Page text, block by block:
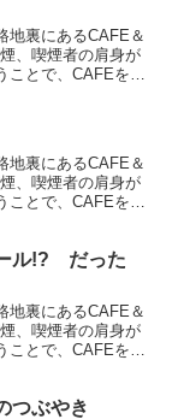
地裏にあるCAFE＆
、喫煙者の肩身が
とで、CAFEを名
地裏にあるCAFE＆
、喫煙者の肩身が
ことで、CAFEを名
ル!? だった
地裏にあるCAFE＆
、喫煙者の肩身が
とで、CAFEを名
つぶやき